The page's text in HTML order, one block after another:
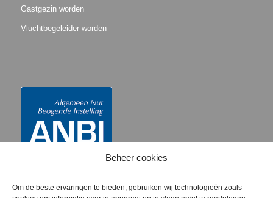
Beheer cookies
Om de beste ervaringen te bieden, gebruiken wij technologieën zoals
Gastgezin worden
Vluchtbegeleider worden